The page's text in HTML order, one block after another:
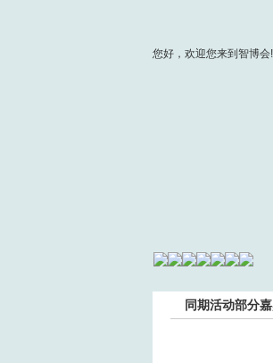
您好，欢迎您来到智博会!
同期活动部分